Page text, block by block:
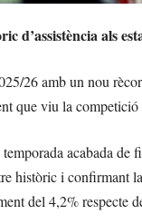
d’assistència als
26 amb un nou
que viu la
acabada
històric i confirmant
del 4,2% respecte